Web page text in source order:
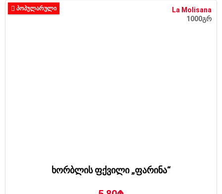
La Molisana
1000გრ
ᲞᲝᲞᲣᲚᲐᲠᲣᲚᲘ
ხორბლის ფქვილი „ფარინა“